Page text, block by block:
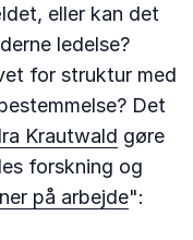
eller kan det
ledelse?
for struktur med
Det
Krautwald gøre
forskning og
på arbejde":